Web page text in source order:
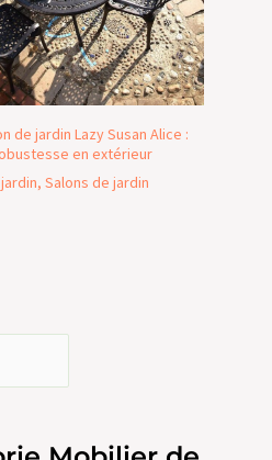
de jardin Lazy Susan Alice :
en extérieur
, Salons de jardin